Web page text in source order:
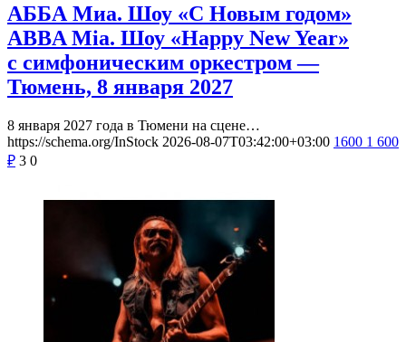
АББА Миа. Шоу «С Новым годом»
ABBA Mia. Шоу «Happy New Year»
с симфоническим оркестром —
Тюмень, 8 января 2027
8 января 2027 года в Тюмени на сцене…
https://schema.org/InStock 2026-08-07T03:42:00+03:00 1600 1 600
₽ 3 0